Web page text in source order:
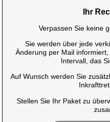
Ihr
Verpassen Sie keine
Sie werden über jede
Änderung per Mail
Intervall, das
Auf Wunsch werden Sie
Stellen Sie Ihr Paket zu